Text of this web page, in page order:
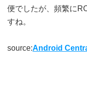
便でしたが、頻繁に
すね。
source:Android